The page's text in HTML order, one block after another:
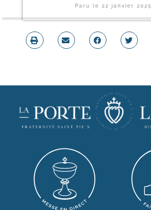
Paru le22 janvier 2025